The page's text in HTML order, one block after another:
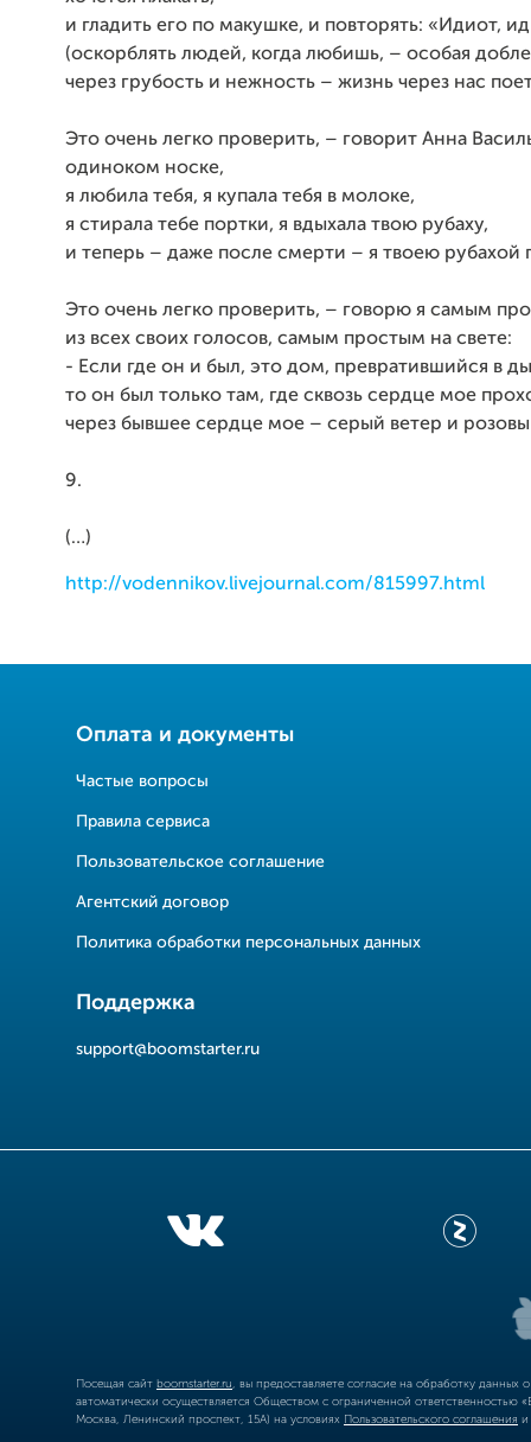
и гладить его по макушке, и повторять: «Идиот,
(оскорблять людей, когда любишь, – особая
через грубость и нежность – жизнь через нас
Это очень легко проверить, – говорит Анна
одиноком носке,
я любила тебя, я купала тебя в молоке,
я стирала тебе портки, я вдыхала твою рубаху,
и теперь – даже после смерти – я твоею рубахой
Это очень легко проверить, – говорю я самым
из всех своих голосов, самым простым на свете:
- Если где он и был, это дом, превратившийся в
то он был только там, где сквозь сердце мое
через бывшее сердце мое – серый ветер и
9.
(…)
http://vodennikov.livejournal.com/815997.html
Оплата и документы
Частые вопросы
Правила сервиса
Пользовательское соглашение
Агентский договор
Политика обработки персональных данных
Поддержка
support@boomstarter.ru
Посещая сайт boomstarter.ru , вы предоставляете согласие на обработку
автоматически осуществляется Обществом с ограниченной
Москва, Ленинский проспект, 15А) на условиях Пользовательского соглашения и